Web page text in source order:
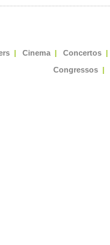
| Cinema | Concertos |
Congressos |